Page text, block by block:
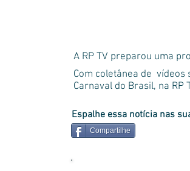
A RP TV preparou uma
Com coletânea de vídeos
Carnaval do Brasil, na RP
Espalhe essa notícia nas
Compartilhe